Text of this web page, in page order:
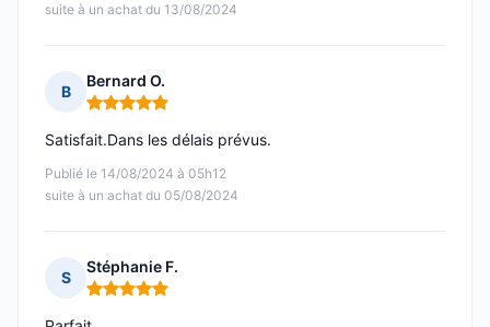
suite à un achat du 13/08/2024
B
Bernard O.
Note : 5 sur 5
Publié le 14/08/2024 à 05h12
suite à un achat du 05/08/2024
Satisfait.Dans les délais prévus.
S
Stéphanie F.
Note : 5 sur 5